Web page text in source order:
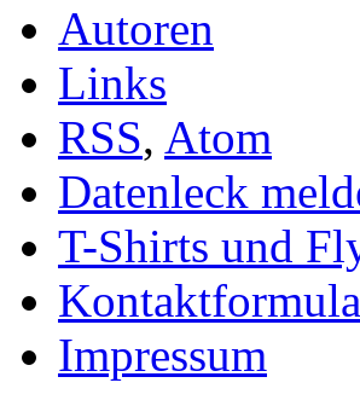
Autoren
Links
RSS, Atom
Datenleck
T-Shirts und
Impressum